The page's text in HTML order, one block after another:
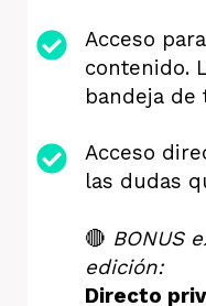
Acceso
contenido.
bandeja de
Acceso
las dudas
🔴 BONUS
edición:
Directo